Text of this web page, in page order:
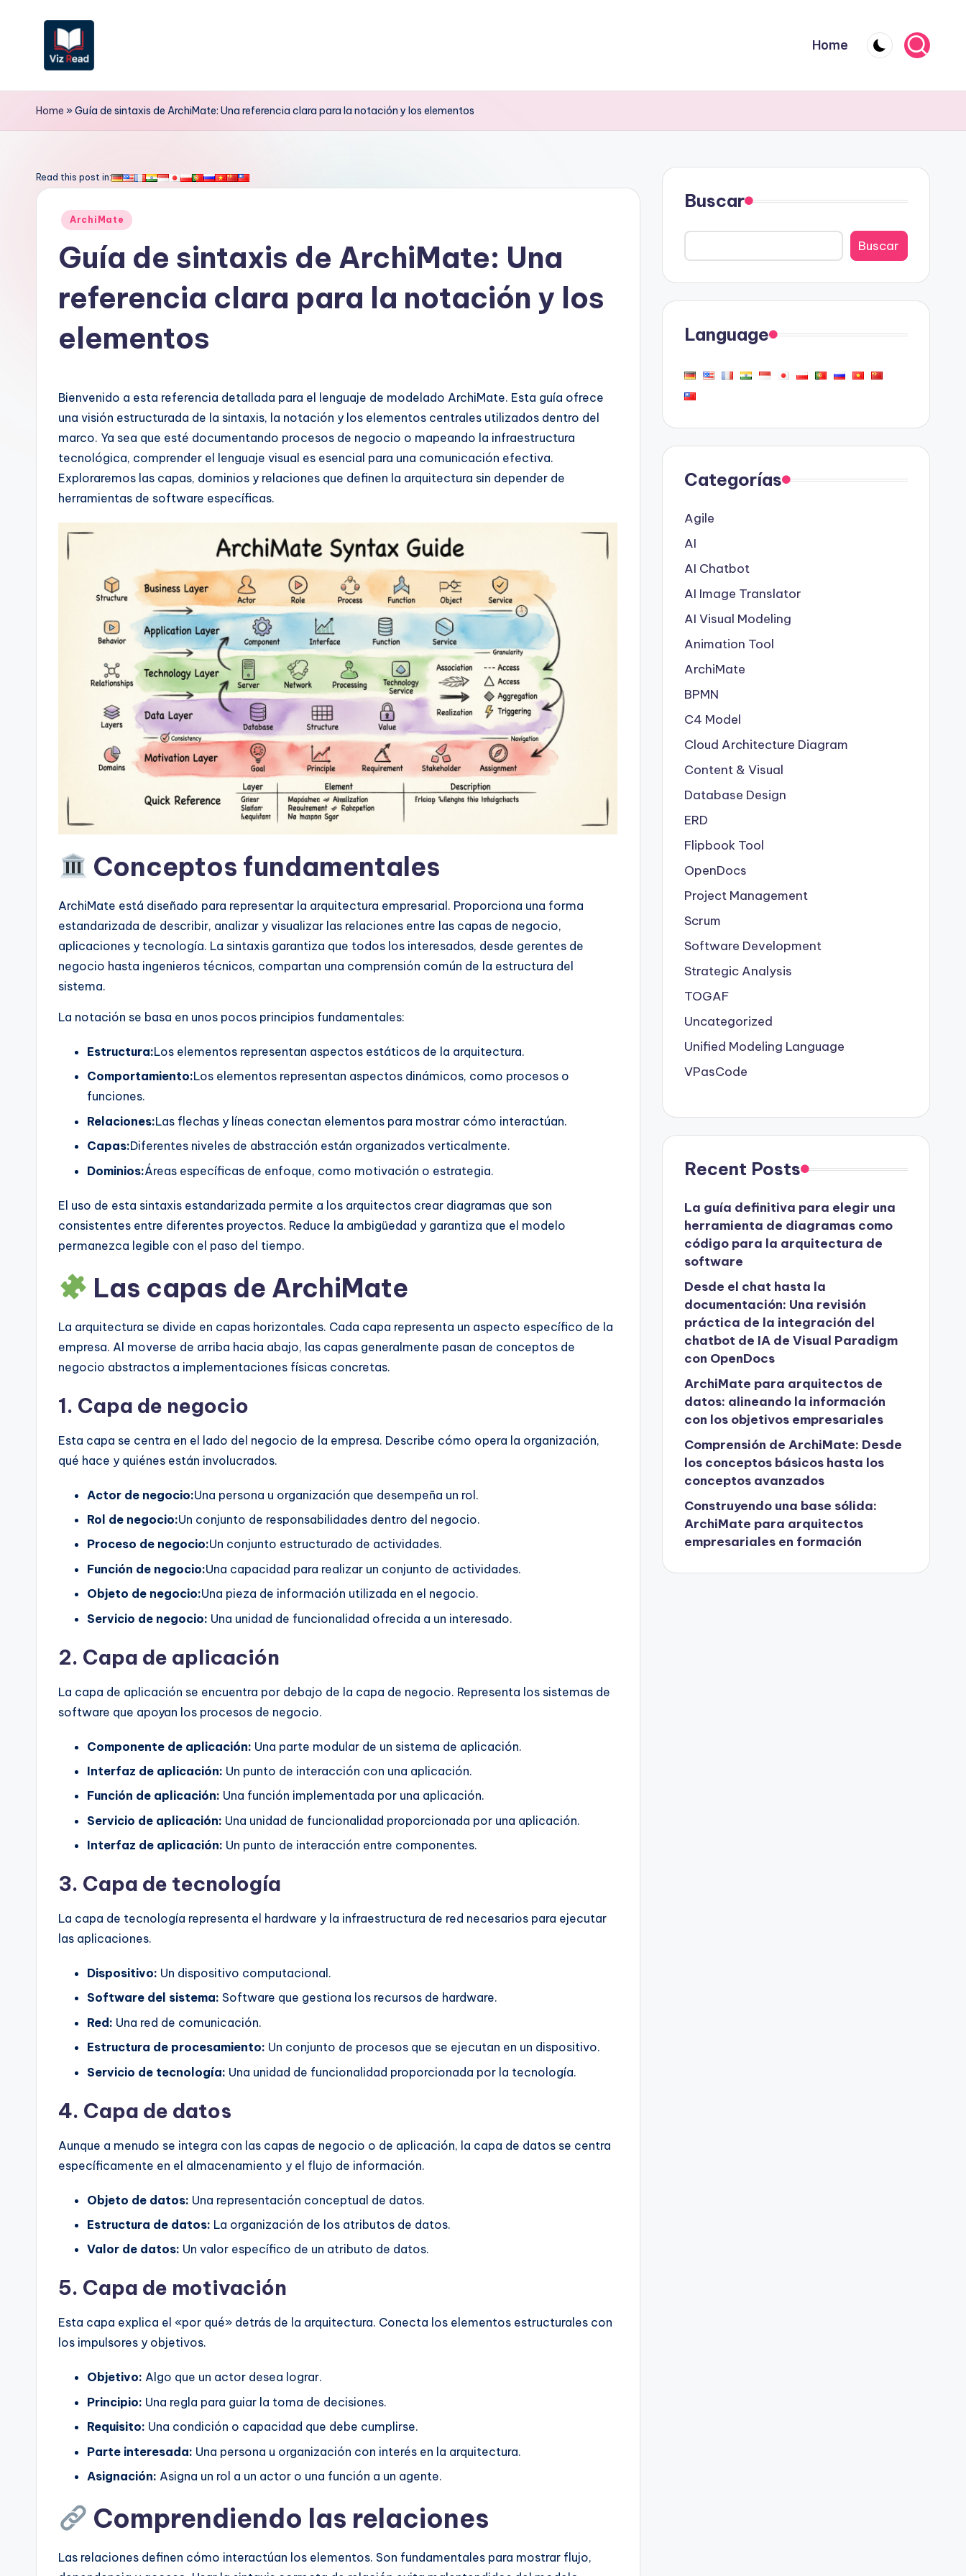
V
iz
e
is
A
si
Home
Home »Guía de sintaxis de ArchiMate: Una referencia clara para la notación y los elementos
Read this post in:
Publicado
ArchiMate
Guía de sintaxis de ArchiMate: Una
referencia clara para la notación y los
elementos
Bienvenido a esta referencia detallada para el lenguaje de modelado ArchiMate. Esta guía ofrece
una visión estructurada de la sintaxis, la notación y los elementos centrales utilizados dentro del
marco. Ya sea que esté documentando procesos de negocio o mapeando la infraestructura
tecnológica, comprender el lenguaje visual es esencial para una comunicación efectiva.
Exploraremos las capas, dominios y relaciones que definen la arquitectura sin depender de
herramientas de software específicas.
Conceptos fundamentales
ArchiMate está diseñado para representar la arquitectura empresarial. Proporciona una forma
estandarizada de describir, analizar y visualizar las relaciones entre las capas de negocio,
aplicaciones y tecnología. La sintaxis garantiza que todos los interesados, desde gerentes de
negocio hasta ingenieros técnicos, compartan una comprensión común de la estructura del
sistema.
La notación se basa en unos pocos principios fundamentales:
Estructura:Los elementos representan aspectos estáticos de la arquitectura.
Comportamiento:Los elementos representan aspectos dinámicos, como procesos o
funciones.
Relaciones:Las flechas y líneas conectan elementos para mostrar cómo interactúan.
Capas:Diferentes niveles de abstracción están organizados verticalmente.
Dominios:Áreas específicas de enfoque, como motivación o estrategia.
El uso de esta sintaxis estandarizada permite a los arquitectos crear diagramas que son
consistentes entre diferentes proyectos. Reduce la ambigüedad y garantiza que el modelo
permanezca legible con el paso del tiempo.
Las capas de ArchiMate
La arquitectura se divide en capas horizontales. Cada capa representa un aspecto específico de la
empresa. Al moverse de arriba hacia abajo, las capas generalmente pasan de conceptos de
negocio abstractos a implementaciones físicas concretas.
1. Capa de negocio
Esta capa se centra en el lado del negocio de la empresa. Describe cómo opera la organización,
qué hace y quiénes están involucrados.
Actor de negocio:Una persona u organización que desempeña un rol.
Rol de negocio:Un conjunto de responsabilidades dentro del negocio.
Proceso de negocio:Un conjunto estructurado de actividades.
Función de negocio:Una capacidad para realizar un conjunto de actividades.
Objeto de negocio:Una pieza de información utilizada en el negocio.
Servicio de negocio: Una unidad de funcionalidad ofrecida a un interesado.
2. Capa de aplicación
La capa de aplicación se encuentra por debajo de la capa de negocio. Representa los sistemas de
software que apoyan los procesos de negocio.
Componente de aplicación: Una parte modular de un sistema de aplicación.
Interfaz de aplicación: Un punto de interacción con una aplicación.
Función de aplicación: Una función implementada por una aplicación.
Servicio de aplicación: Una unidad de funcionalidad proporcionada por una aplicación.
Interfaz de aplicación: Un punto de interacción entre componentes.
3. Capa de tecnología
La capa de tecnología representa el hardware y la infraestructura de red necesarios para ejecutar
las aplicaciones.
Dispositivo: Un dispositivo computacional.
Software del sistema: Software que gestiona los recursos de hardware.
Red: Una red de comunicación.
Estructura de procesamiento: Un conjunto de procesos que se ejecutan en un dispositivo.
Servicio de tecnología: Una unidad de funcionalidad proporcionada por la tecnología.
4. Capa de datos
Aunque a menudo se integra con las capas de negocio o de aplicación, la capa de datos se centra
específicamente en el almacenamiento y el flujo de información.
Objeto de datos: Una representación conceptual de datos.
Estructura de datos: La organización de los atributos de datos.
Valor de datos: Un valor específico de un atributo de datos.
5. Capa de motivación
Esta capa explica el «por qué» detrás de la arquitectura. Conecta los elementos estructurales con
los impulsores y objetivos.
Objetivo: Algo que un actor desea lograr.
Principio: Una regla para guiar la toma de decisiones.
Requisito: Una condición o capacidad que debe cumplirse.
Parte interesada: Una persona u organización con interés en la arquitectura.
Asignación: Asigna un rol a un actor o una función a un agente.
Comprendiendo las relaciones
Las relaciones definen cómo interactúan los elementos. Son fundamentales para mostrar flujo,
Buscar
Buscar
Language
Categorías
Agile
AI
AI Chatbot
AI Image Translator
AI Visual Modeling
Animation Tool
ArchiMate
BPMN
C4 Model
Cloud Architecture Diagram
Content & Visual
Database Design
ERD
Flipbook Tool
OpenDocs
Project Management
Scrum
Software Development
Strategic Analysis
TOGAF
Uncategorized
Unified Modeling Language
VPasCode
Recent Posts
La guía definitiva para elegir una
herramienta de diagramas como
código para la arquitectura de
software
Desde el chat hasta la
documentación: Una revisión
práctica de la integración del
chatbot de IA de Visual Paradigm
con OpenDocs
ArchiMate para arquitectos de
datos: alineando la información
con los objetivos empresariales
Comprensión de ArchiMate: Desde
los conceptos básicos hasta los
conceptos avanzados
Construyendo una base sólida:
ArchiMate para arquitectos
empresariales en formación